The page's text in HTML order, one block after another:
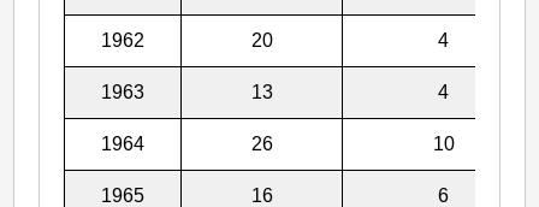
1962 20 4
1963 13 4
1964 26 10
1965 16 6